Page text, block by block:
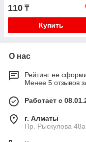
стен с пласт. лапками
110 ₸
Купить
О нас
Рейтинг не
Менее 5 отзывов
Работает с
г. Алматы
Пр. Рыскулова